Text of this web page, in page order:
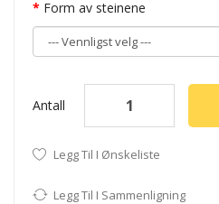
Form av steinene
Antall
Legg Til I Ønskeliste
Legg Til I Sammenligning